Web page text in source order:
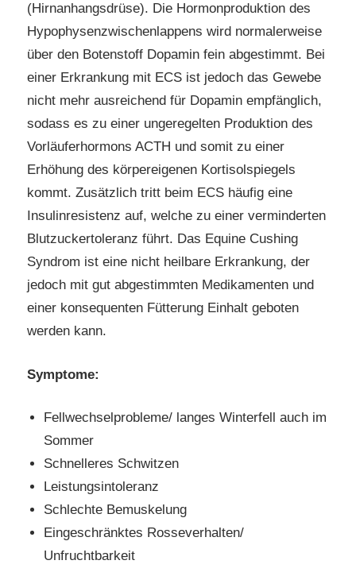
(Hirnanhangsdrüse). Die Hormonproduktion des
Hypophysenzwischenlappens wird normalerweise
über den Botenstoff Dopamin fein abgestimmt. Bei
einer Erkrankung mit ECS ist jedoch das Gewebe
nicht mehr ausreichend für Dopamin empfänglich,
sodass es zu einer ungeregelten Produktion des
Vorläuferhormons ACTH und somit zu einer
Erhöhung des körpereigenen Kortisolspiegels
kommt. Zusätzlich tritt beim ECS häufig eine
Insulinresistenz auf, welche zu einer verminderten
Blutzuckertoleranz führt. Das Equine Cushing
Syndrom ist eine nicht heilbare Erkrankung, der
jedoch mit gut abgestimmten Medikamenten und
einer konsequenten Fütterung Einhalt geboten
werden kann.
Symptome:
Fellwechselprobleme/ langes Winterfell auch im
Sommer
Schnelleres Schwitzen
Leistungsintoleranz
Schlechte Bemuskelung
Eingeschränktes Rosseverhalten/
Unfruchtbarkeit